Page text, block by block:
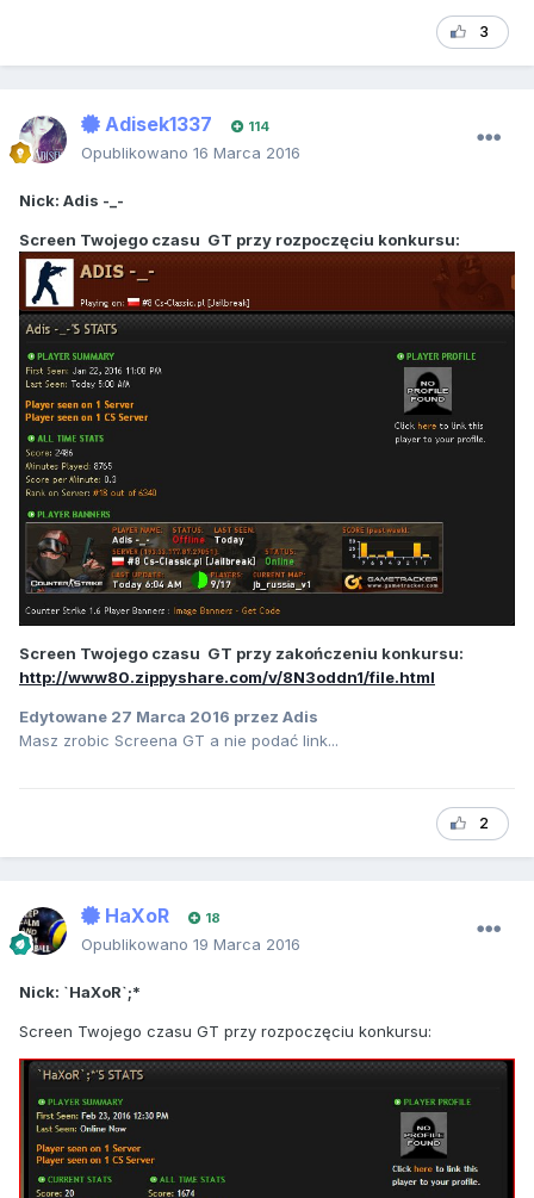
3
Adisek1337 114
Opublikowano 16 Marca 2016
Nick: Adis -_-
Screen Twojego czasu GT przy rozpoczęciu konkursu:
Screen Twojego czasu GT przy zakończeniu konkursu:
http://www80.zippyshare.com/v/8N3oddn1/file.html
Edytowane 27 Marca 2016 przez Adis
Masz zrobic Screena GT a nie podać link...
2
HaXoR 18
Opublikowano 19 Marca 2016
Nick: `HaXoR`;*
Screen Twojego czasu GT przy rozpoczęciu konkursu: